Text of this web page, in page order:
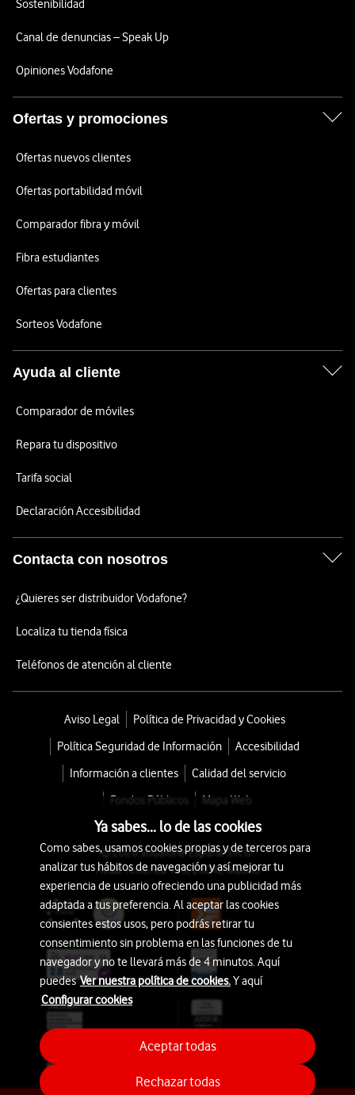
Sostenibilidad
Canal de denuncias – Speak Up
Opiniones Vodafone
Ofertas y promociones
Ofertas nuevos clientes
Ofertas portabilidad móvil
Comparador fibra y móvil
Fibra estudiantes
Ofertas para clientes
Sorteos Vodafone
Ayuda al cliente
Comparador de móviles
Repara tu dispositivo
Tarifa social
Declaración Accesibilidad
Contacta con nosotros
¿Quieres ser distribuidor Vodafone?
Localiza tu tienda física
Teléfonos de atención al cliente
Aviso Legal
Política de Privacidad y Cookies
Política Seguridad de Información
Accesibilidad
Información a clientes
Calidad del servicio
Fondos Públicos
Mapa Web
© 2026 Vodafone España S.A.U.
Avda. América 115, 28042 Madrid
Ya sabes... lo de las cookies
Como sabes, usamos cookies propias y de terceros para
analizar tus hábitos de navegación y así mejorar tu
experiencia de usuario ofreciendo una publicidad más
adaptada a tus preferencia. Al aceptar las cookies
consientes estos usos, pero podrás retirar tu
consentimiento sin problema en las funciones de tu
navegador y no te llevará más de 4 minutos. Aquí
puedesVer nuestra política de cookies.Y aquí
Configurar cookies
Rechazar todas
Aceptar todas